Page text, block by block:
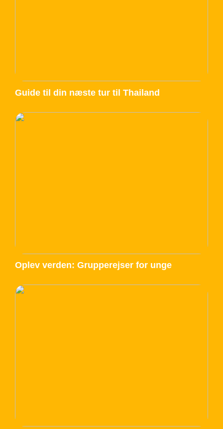
Guide til din næste tur til Thailand
Oplev verden: Grupperejser for unge